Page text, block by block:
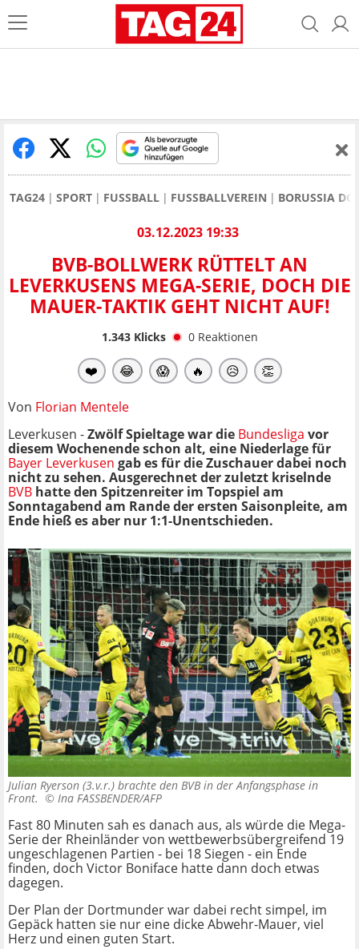
TAG24 SPORT FUSSBALL FUSSBALLVEREIN BORUSSIA
03.12.2023 19:33
BVB-BOLLWERK RÜTTELT AN
LEVERKUSENS MEGA-SERIE, DOCH DIE
MAUER-TAKTIK GEHT NICHT AUF!
1.343Klicks 0 Reaktionen
❤️ 😂 😱 🔥 😥 👏
Von Florian Mentele
Leverkusen -Zwölf Spieltage war die Bundesliga vor
diesem Wochenende schon alt, eine Niederlage für
Bayer Leverkusen gab es für die Zuschauer dabei noch
nicht zu sehen. Ausgerechnet der zuletzt kriselnde
BVB hatte den Spitzenreiter im Topspiel am
Sonntagabend am Rande der ersten Saisonpleite, am
Ende hieß es aber nur 1:1-Unentschieden.
Julian Ryerson (3.v.r.) brachte den BVB in der Anfangsphase in
Front. © Ina FASSBENDER/AFP
Fast 80 Minuten sah es danach aus, als würde die Mega-
Serie der Rheinländer von wettbewerbsübergreifend 19
ungeschlagenen Partien - bei 18 Siegen - ein Ende
finden, doch Victor Boniface hatte dann doch etwas
dagegen.
Der Plan der Dortmunder war dabei recht simpel, im
Gepäck hatten sie nur eine dicke Abwehr-Mauer, viel
Herz und einen guten Start.